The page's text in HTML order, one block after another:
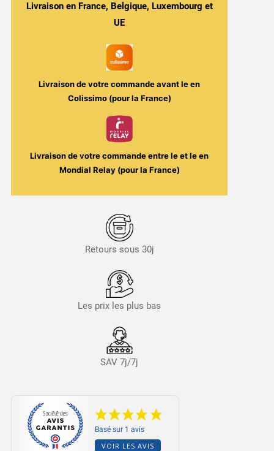
Livraison en France, Belgique, Luxembourg et
UE
Livraison de votre commande avant leen
Colissimo (pour la France)
Livraison de votre commande entre leet leen
Mondial Relay (pour la France)
Retours sous 30j
Les prix les plus bas
SAV 7j/7j
Basé sur 1 avis
VOIR LES AVIS